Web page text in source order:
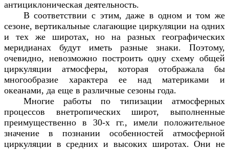
антициклоническая деятельность.
В соответствии с этим, даже в одном и том же
сезоне, вертикальные слагающие циркуляции на одних
и тех же широтах, но на разных географических
меридианах будут иметь разные знаки. Поэтому,
очевидно, невозможно построить одну схему общей
циркуляции атмосферы, которая отображала бы
многообразие характера ее над материками и
океанами, да еще в различные сезоны года.
Многие работы по типизации атмосферных
процессов внетропических широт, выполненные
преимущественно в 30-х гг., имели положительное
значение в познании особенностей атмосферной
циркуляции в средних и высоких широтах. Они не